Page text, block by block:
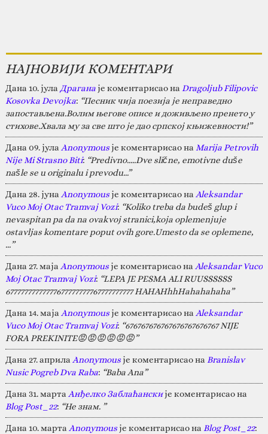
НАЈНОВИЈИ КОМЕНТАРИ
Дана 10. јула Драганаје коментарисао на Dragoljub Filipovic
Kosovka Devojka: “Песник чија поезија је неправедно
запостављена.Волим његове описе и доживљено пренето у
стихове.Хвала му за све што је дао српској књижевности!”
Дана 09. јула Anonymousје коментарисао на Marija Petrovih
Nije Mi Strasno Biti: “Predivno.....Dve slične, emotivne duše
našle se u originalu i prevodu...”
Дана 28. јуна Anonymousје коментарисао на Aleksandar
Vuco Moj Otac Tramvaj Vozi: “Koliko treba da budeš glup i
nevaspitan pa da na ovakvoj stranici,koja oplemenjuje
ostavljas komentare poput ovih gore.Umesto da se oplemene,
…”
Дана 27. маја Anonymousје коментарисао на Aleksandar Vuco
Moj Otac Tramvaj Vozi: “LEPA JE PESMA ALI RUUSSSSSS
67777777777777677777777767777777777 HAHAHhhHahahahaha”
Дана 14. маја Anonymousје коментарисао на Aleksandar
Vuco Moj Otac Tramvaj Vozi: “676767676767676767676767 NIJE
FORA PREKINITE😡😡😡😡😡😡”
Дана 27. априла Anonymousје коментарисао на Branislav
Nusic Pogreb Dva Raba: “Baba Ana”
Дана 31. марта Анђелко Заблаћанскије коментарисао на
Blog Post_22: “Не знам. ”
Дана 10. марта Anonymousје коментарисао на Blog Post_22: